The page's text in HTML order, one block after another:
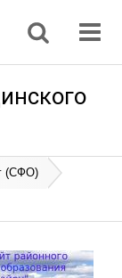
(СФО)